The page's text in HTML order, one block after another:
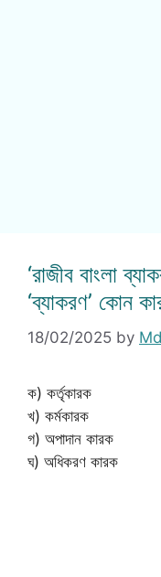
‘রাজীব বাংলা
‘ব্যাকরণ’ কোন
18/02/2025 by
ক) কর্তৃকারক
খ) কর্মকারক
গ) অপাদান কারক
ঘ) অধিকরণ কারক